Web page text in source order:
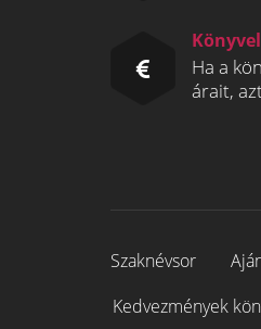
Ha a
árait,
Szaknévsor
Kedvezmények